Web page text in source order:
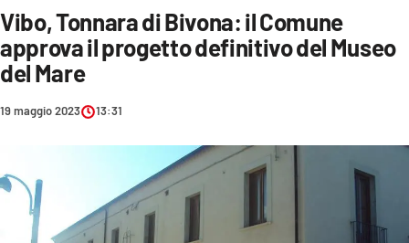
CRONACA
POLITICA
CULTURA
Vibo, Tonnara di Bivona: il Comune
approva il progetto definitivo del Museo
del Mare
19 maggio 2023 13:31